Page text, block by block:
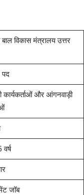
बाल विकास मंत्रालय उत्तर
कार्यकर्ताओं और आंगनवाड़ी
जॉब